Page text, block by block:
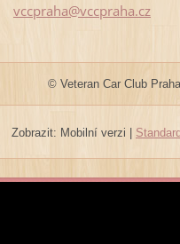
vccpraha@vccpraha.cz
© Veteran Car Club
Zobrazit: Mobilní verzi